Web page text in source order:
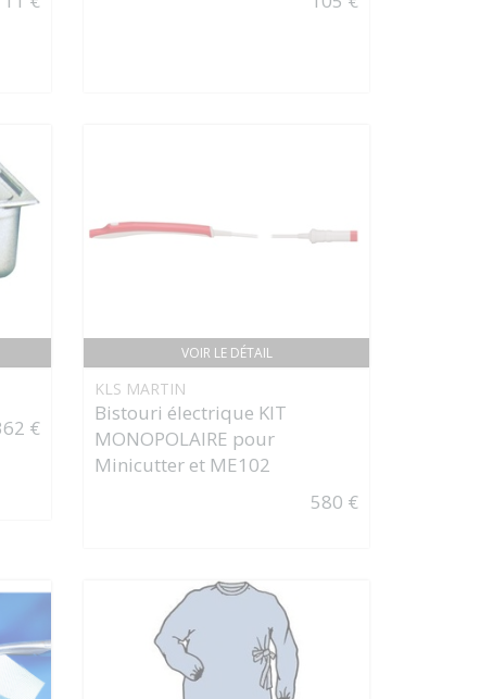
€
VOIR LE DÉTAIL
KLS MARTIN
Bistouri électrique KIT
MONOPOLAIRE pour
Minicutter et ME102
580 €